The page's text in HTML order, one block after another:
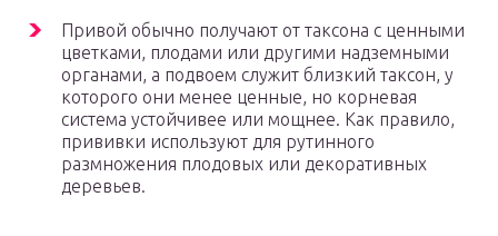
Привой обычно получают от таксона с ценными
цветками, плодами или другими надземными
органами, а подвоем служит близкий таксон, у
которого они менее ценные, но корневая
система устойчивее или мощнее. Как правило,
прививки используют для рутинного
размножения плодовых или декоративных
деревьев.